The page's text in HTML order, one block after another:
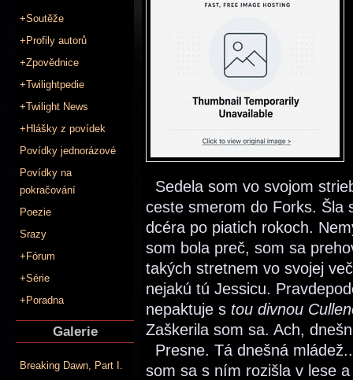
+Soutěže
+Profily autorů
+Zpovědnice
+Twilightpedie
+Twilight News
+Hlášky z povídek
Povídky jednorázové
Povídky na
pokračování
Poezie
Srazy
+Fórum
+Série
+Poradna
Galerie
Breaking Dawn, Part I.
Sedela som vo svojom
ceste smerom do Forks. Šla
dcéra po piatich rokoch.
som bola preč, som sa
takých stretnem vo svojej
nejakú tú Jessicu.
nepaktuje s tou divnou
Zaškerila som sa. Ach,
Presne. Tá dnešná
som sa s ním rozišla v lese